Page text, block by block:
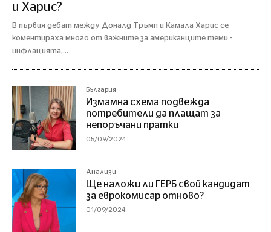
и Харис?
В първия дебат между Доналд Тръмп и Камала Харис се
коментираха много от важните за американците теми -
инфлацията,...
България
Измамна схема подвежда
потребители да плащат за
непоръчани пратки
05/09/2024
Анализи
Ще наложи ли ГЕРБ свой кандидат
за еврокомисар отново?
01/09/2024